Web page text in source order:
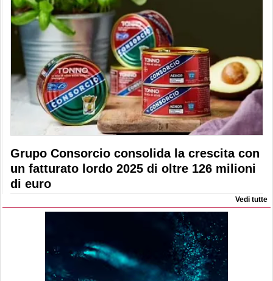
Grupo Consorcio consolida la crescita con
un fatturato lordo 2025 di oltre 126 milioni
di euro
Vedi tutte